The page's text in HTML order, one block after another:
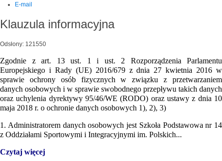
E-mail
Klauzula informacyjna
Odsłony: 121550
Zgodnie z art. 13 ust. 1 i ust. 2 Rozporządzenia Parlamentu
Europejskiego i Rady (UE) 2016/679 z dnia 27 kwietnia 2016 w
sprawie ochrony osób fizycznych w związku z przetwarzaniem
danych osobowych i w sprawie swobodnego przepływu takich danych
oraz uchylenia dyrektywy 95/46/WE (RODO) oraz ustawy z dnia 10
maja 2018 r. o ochronie danych osobowych 1), 2), 3)
1. Administratorem danych osobowych jest Szkoła Podstawowa nr 14
z Oddziałami Sportowymi i Integracyjnymi im. Polskich...
Czytaj więcej